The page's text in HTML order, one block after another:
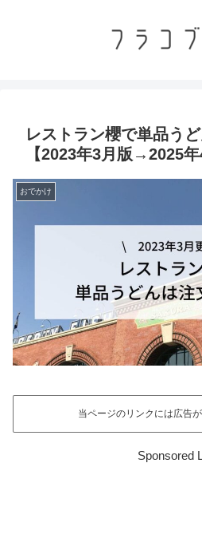
レストラン櫻で単品う
【2023年3月版→2025年
おでかけ
当ページのリンクには広告
Sponsored